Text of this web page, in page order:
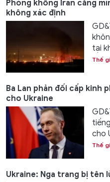
Phòng không Iran căng
không xác định
tại
Thế
Ba Lan phản đối cấp kinh
cho Ukraine
cho
Thế
Ukraine: Nga trang bị tên